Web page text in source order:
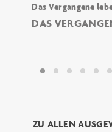
Das Vergangene
DAS
ZU ALLEN